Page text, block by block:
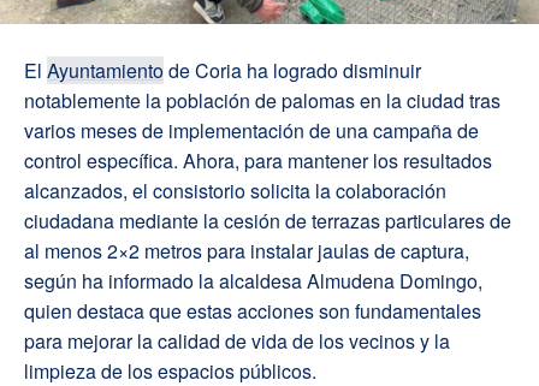
El Ayuntamientode Coria ha logrado disminuir
notablemente la población de palomas en la ciudad tras
varios meses de implementación de una campaña de
control específica. Ahora, para mantener los resultados
alcanzados, el consistorio solicita la colaboración
ciudadana mediante la cesión de terrazas particulares de
al menos 2×2 metros para instalar jaulas de captura,
según ha informado la alcaldesa Almudena Domingo,
quien destaca que estas acciones son fundamentales
para mejorar la calidad de vida de los vecinos y la
limpieza de los espacios públicos.